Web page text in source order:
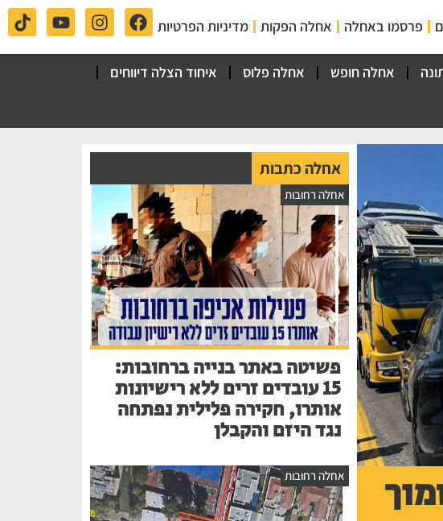
פרסמו באחלה אחלה הפקות מדיניות הפרטיות
אחלה חופש אחלה פלוס
איחוד הצלה דיווחים
סמוך
אחלה כתבות
אחלה רחובות
פשיטה באתר בנייה ברחובות:
15 עובדים זרים ללא רישיונות
אותרו, חקירה פלילית נפתחה
נגד היזם והקבלן
אחלה רחובות